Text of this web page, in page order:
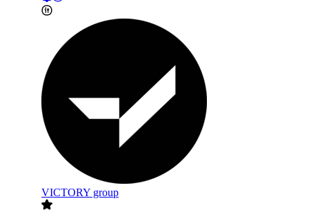
VICTORY group